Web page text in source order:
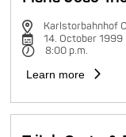
Karlstorbahnhof
14. October 1999
8:00 p.m.
Learn more